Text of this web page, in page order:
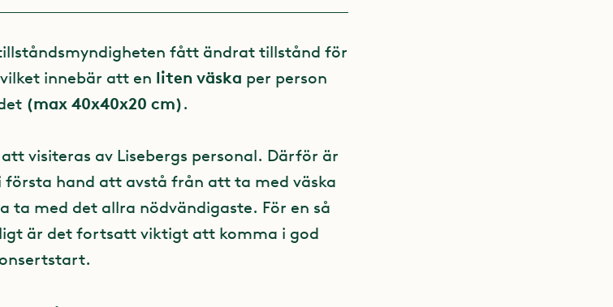
fått ändrat tillstånd för
innebär att en liten väska per person
(max 40x40x20 cm).
visiteras av Lisebergs personal. Därför är
första hand att avstå från att ta med väska
ta med det allra nödvändigaste. För en så
är det fortsatt viktigt att komma i god